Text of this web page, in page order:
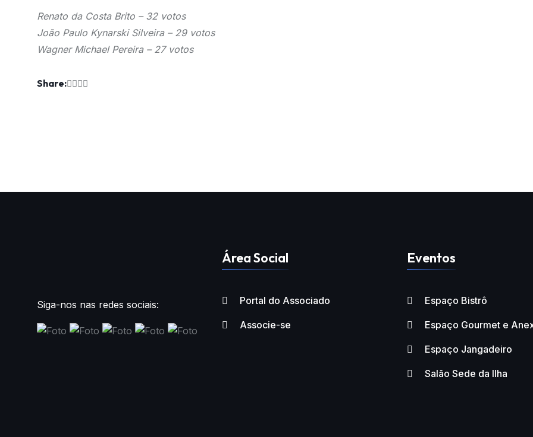
Renato da Costa Brito – 32 votos
João Paulo Kynarski Silveira – 29 votos
Wagner Michael Pereira – 27 votos
Share:
Siga-nos nas redes sociais:
Área Social
Portal do Associado
Associe-se
Eventos
Espaço Bistrô
Espaço Gourmet e
Espaço Jangadeiro
Salão Sede da Ilha